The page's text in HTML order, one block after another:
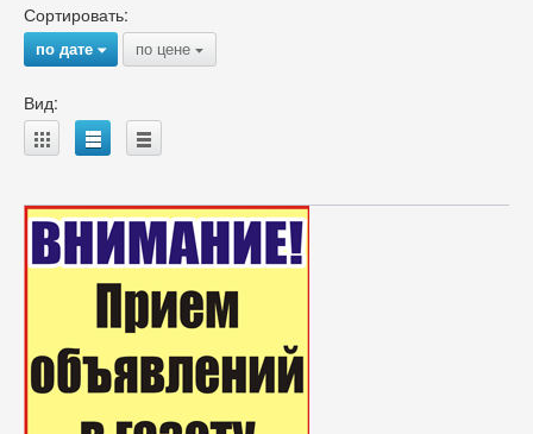
Сортировать:
по дате{ по цене {
Вид:
A B C